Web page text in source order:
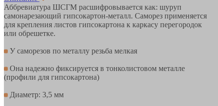
Аббревиатура ШСГМ расшифровывается как: шуруп
самонарезающий гипсокартон-металл. Саморез применяется
для крепления листов гипсокартона к каркасу перегородок
или обрешетке.
У саморезов по металлу резьба мелкая
Она надежно фиксируется в тонколистовом металле
(профили для гипсокартона)
Диаметр: 3,5 мм